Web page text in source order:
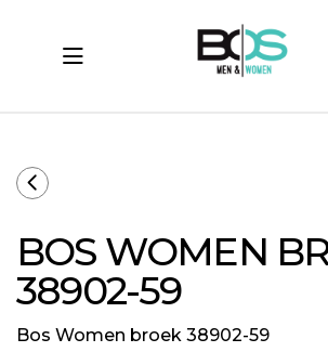
(Men)
(Sale)
Toggle navigation
BOS WOMEN
38902-59
Bos Women broek 38902-59